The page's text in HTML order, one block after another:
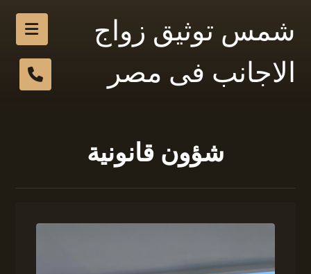
شمس توثيق زواج
الاجانب فى مصر
شؤون قانونية